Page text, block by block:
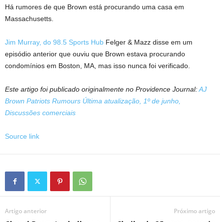
Há rumores de que Brown está procurando uma casa em
Massachusetts.
Jim Murray, do 98.5 Sports Hub Felger & Mazz disse em um
episódio anterior que ouviu que Brown estava procurando
condomínios em Boston, MA, mas isso nunca foi verificado.
Este artigo foi publicado originalmente no Providence Journal:AJ
Brown Patriots Rumours Última atualização, 1º de junho,
Discussões comerciais
Source link
Artigo anterior Próximo artigo